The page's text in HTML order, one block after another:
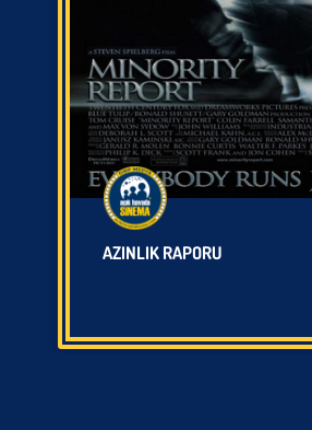
AZINLIK RAPORU